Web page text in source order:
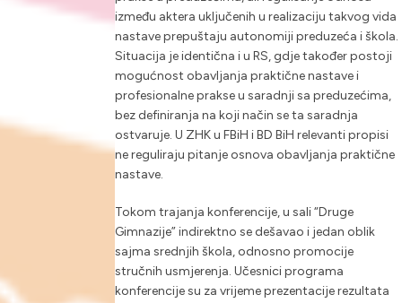
između aktera uključenih u realizaciju takvog vida
nastave prepuštaju autonomiji preduzeća i škola.
Situacija je identična i u RS, gdje također postoji
mogućnost obavljanja praktične nastave i
profesionalne prakse u saradnji sa preduzećima,
bez definiranja na koji način se ta saradnja
ostvaruje. U ZHK u FBiH i BD BiH relevanti propisi
ne reguliraju pitanje osnova obavljanja praktične
nastave.
Tokom trajanja konferencije, u sali “Druge
Gimnazije” indirektno se dešavao i jedan oblik
sajma srednjih škola, odnosno promocije
stručnih usmjerenja. Učesnici programa
konferencije su za vrijeme prezentacije rezultata